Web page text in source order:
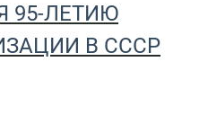
95-ЛЕТИЮ
В СССР